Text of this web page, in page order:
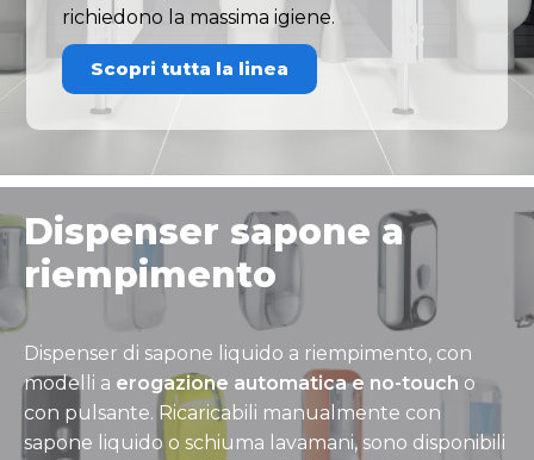
richiedono la massima igiene.
Scopri tutta la linea
Dispenser sapone a
riempimento
Dispenser di sapone liquido a riempimento, con
modelli a erogazione automatica e no-touch o
con pulsante. Ricaricabili manualmente con
sapone liquido o schiuma lavamani, sono disponibili